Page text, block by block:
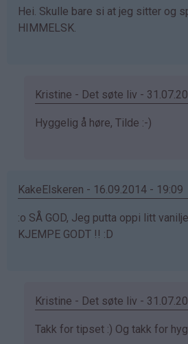
bekreftet)
Hei. Skulle bare si at jeg sitter og
HIMMELSK.
Kristine - Det søte liv -
Som
Tilde
bekreftet)
Hyggelig å høre, Tilde :-)
KakeElskeren - 16.09.2014 - 19:09
:o SÅ GOD, Jeg putta oppi litt
KJEMPE GODT !! :D
Kristine - Det søte liv -
Som
Takk for tipset :) Og takk for